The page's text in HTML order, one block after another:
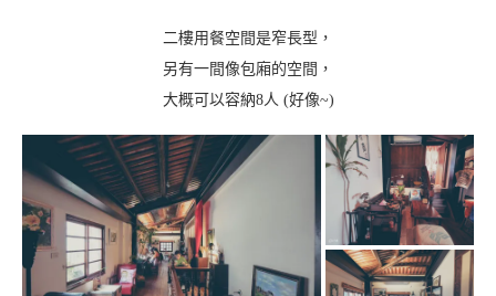
二樓用餐空間是窄長型，
另有一間像包廂的空間，
大概可以容納8人 (好像~)